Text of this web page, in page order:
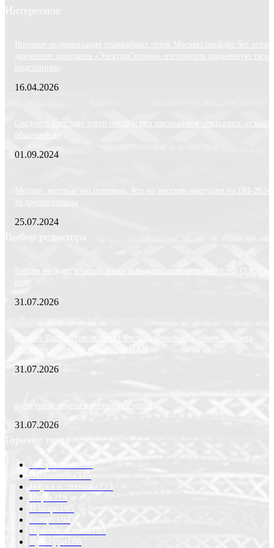
Интересное
Впервые модернизация трамвайных сетей Москвы пройдёт без
движения: компания «ЭлектроОптима» изготовила подменную
подстанцию
16.04.2026
Среднего рост: две трети российских школьников отказались от
образования
01.09.2024
Медали, которые мы потеряли. Кто из россиян выступит на ОИ-2024
за другие страны
25.07.2024
Выбор редактора
Россия не будет платить взнос в бюджет атомного агентства ОЭСР в
31.07.2026
Почему Вашингтон обменял Филипа Форсберга, обмен Филипа
Форсберга, худшие трансферы НХЛ
31.07.2026
культурная неделя в регионах России
31.07.2026
Горячие темы
Энергетика
Экономика
Наука и техника
Игры
215
В мире
195
Спорт
194
Происшествия
Культура